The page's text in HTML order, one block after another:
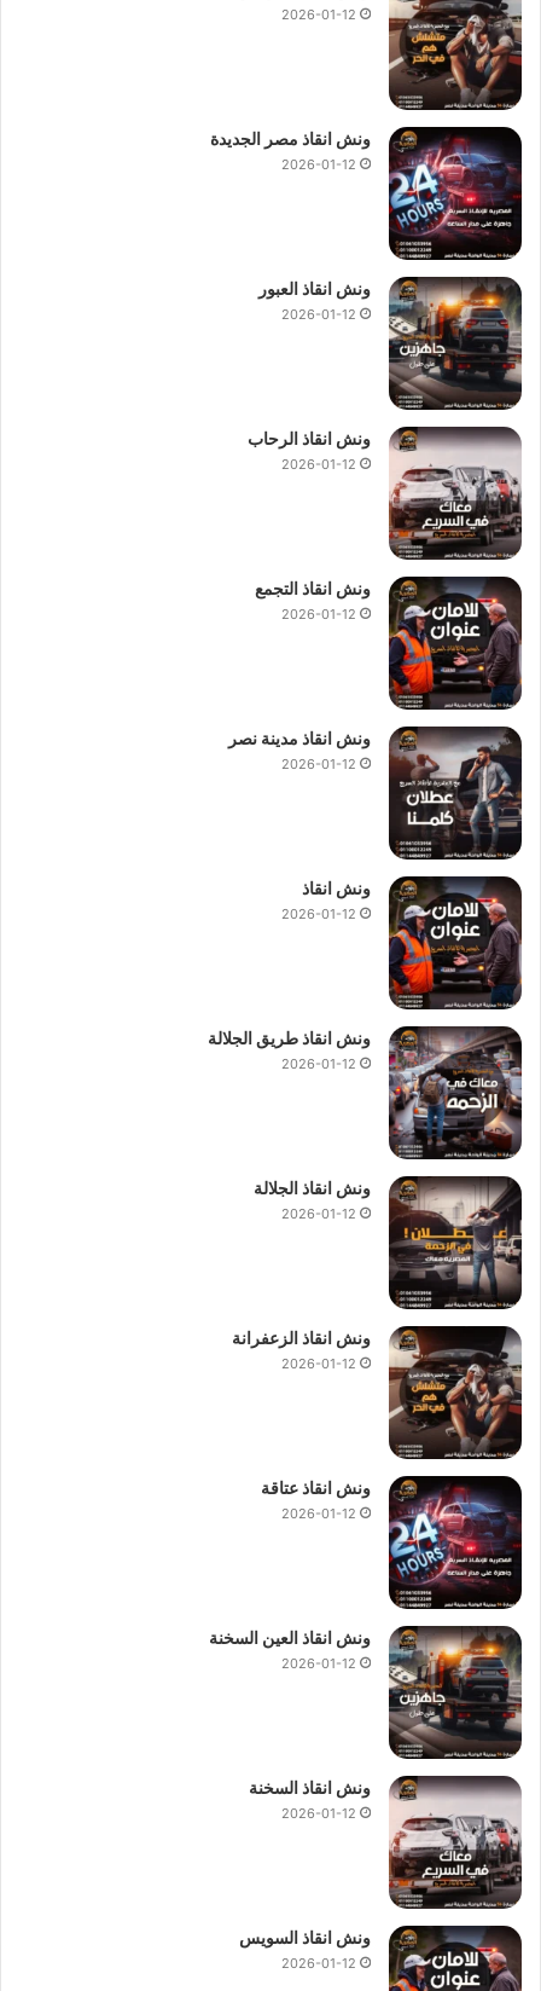
2026-01-12
ونش انقاذ مصر الجديدة
2026-01-12
ونش انقاذ العبور
2026-01-12
ونش انقاذ الرحاب
2026-01-12
ونش انقاذ التجمع
2026-01-12
ونش انقاذ مدينة نصر
2026-01-12
ونش انقاذ
2026-01-12
ونش انقاذ طريق الجلالة
2026-01-12
ونش انقاذ الجلالة
2026-01-12
ونش انقاذ الزعفرانة
2026-01-12
ونش انقاذ عتاقة
2026-01-12
ونش انقاذ العين السخنة
2026-01-12
ونش انقاذ السخنة
2026-01-12
ونش انقاذ السويس
2026-01-12